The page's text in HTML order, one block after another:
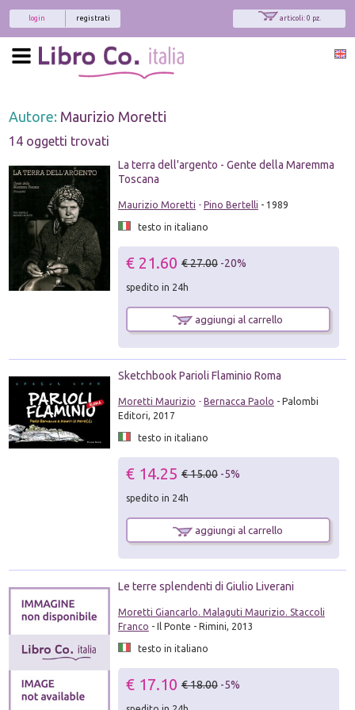
articoli: 0 pz.
registrati
login
Autore: Maurizio Moretti
14 oggetti trovati
La terra dell'argento - Gente della Maremma
Toscana
Maurizio Moretti - Pino Bertelli - 1989
testo in italiano
€ 21.60 € 27.00 -20%
spedito in 24h
aggiungi al carrello
Sketchbook Parioli Flaminio Roma
Moretti Maurizio - Bernacca Paolo - Palombi
Editori, 2017
testo in italiano
€ 14.25 € 15.00 -5%
spedito in 24h
aggiungi al carrello
Le terre splendenti di Giulio Liverani
Moretti Giancarlo. Malaguti Maurizio. Staccoli
Franco - Il Ponte - Rimini, 2013
testo in italiano
€ 17.10 € 18.00 -5%